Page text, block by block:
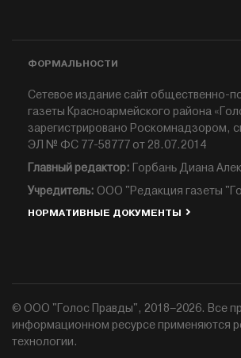
ФОРМАЛЬНОСТИ
Сетевое издание сайт общественно-
газеты Красноармейского района
зарегистрировано Роскомнадзором,
ЭЛ № ФС 77-58777 от 28.07.2014
Главный редактор: Горбань Диана
Учредитель: ООО "Редакция газеты
НОРМАТИВНЫЕ ДОКУМЕНТЫ
© ООО "Голос Правды", 2018–2026. Все
информационном ресурсе применяются
технологии.